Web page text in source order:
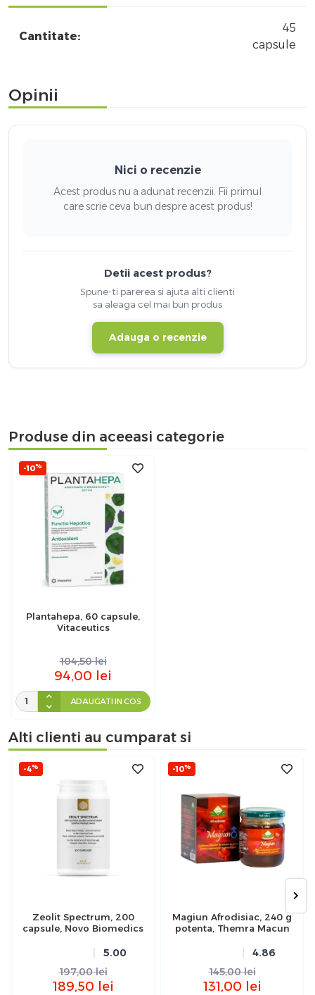
Cantitate:
45
capsule
Opinii
Nici o recenzie
Acest produs nu a adunat recenzii. Fii primul
care scrie ceva bun despre acest produs!
Detii acest produs?
Spune-ti parerea si ajuta alti clienti
sa aleaga cel mai bun produs
Adauga o recenzie
Produse din aceeasi categorie
-10%
Plantahepa, 60 capsule,
Vitaceutics
104,50 lei
94,00 lei
ADAUGATI IN COS
Alti clienti au cumparat si
-4%
Zeolit Spectrum, 200
capsule, Novo Biomedics
5.00
197,00 lei
189,50 lei
-10%
Magiun Afrodisiac, 240 g
potenta, Themra Macun
4.86
145,00 lei
131,00 lei